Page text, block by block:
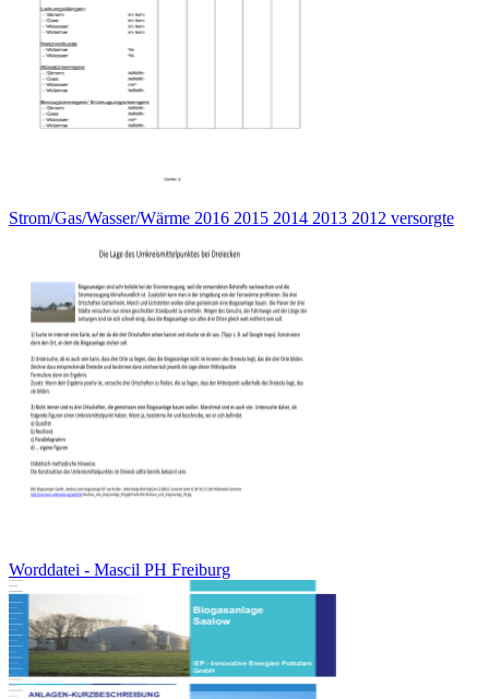
Strom/Gas/Wasser/Wärme 2016 2015 2014 2013 2012 versorgte
Worddatei - Mascil PH Freiburg